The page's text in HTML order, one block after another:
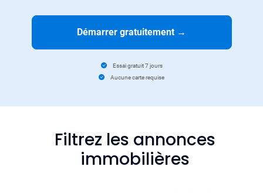
Démarrer gratuitement →
Essai gratuit 7 jours
Aucune carte requise
Filtrez les annonces
immobilières